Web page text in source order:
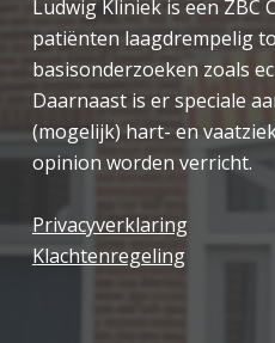
Ludwig Kliniek is een ZBC
patiënten laagdrempelig
basisonderzoeken zoals
Daarnaast is er speciale
(mogelijk) hart- en
opinion worden verricht.
Privacyverklaring
Klachtenregeling